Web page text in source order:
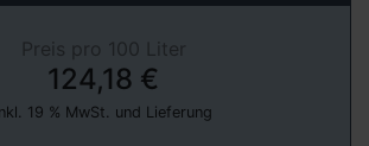
Preis pro 100 Liter
124,18 €
19 % MwSt. und Lieferung